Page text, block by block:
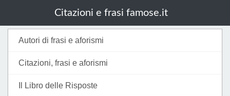
Autori di frasi e aforismi
Citazioni, frasi e aforismi
Il Libro delle Risposte
Citazioni e frasi famose.it